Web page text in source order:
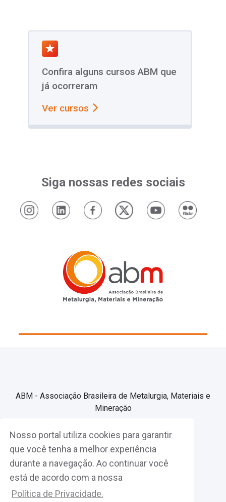
Nosso portal utiliza cookies para garantir
que você tenha a melhor experiência
durante a navegação. Ao continuar você
está de acordo com a nossa
Política de Privacidade.
Confira alguns cursos ABM que
já ocorreram
Ver cursos
Siga nossas redes sociais
ABM - Associação Brasileira de Metalurgia, Materiais e
Mineração
Associe-se
Fazer Login